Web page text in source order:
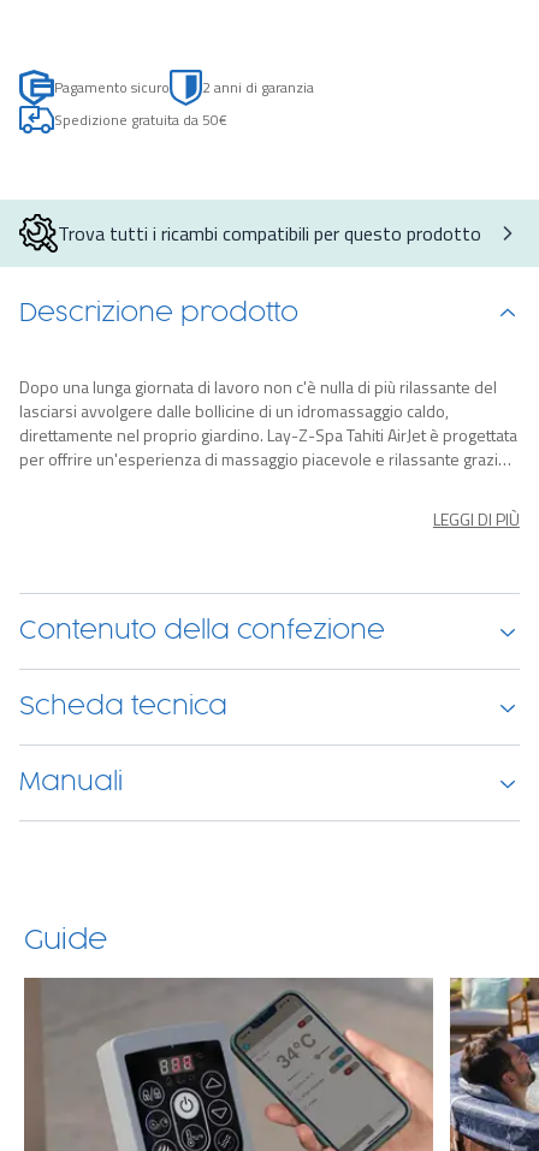
Pagamento sicuro
2 anni di garanzia
Spedizione gratuita da 50€
Trova tutti i ricambi compatibili per questo prodotto
Descrizione prodotto
Dopo una lunga giornata di lavoro non c'è nulla di più rilassante del
lasciarsi avvolgere dalle bollicine di un idromassaggio caldo,
direttamente nel proprio giardino. Lay-Z-Spa Tahiti AirJet è progettata
per offrire un'esperienza di massaggio piacevole e rilassante grazie
LEGGI DI PIÙ
Contenuto della confezione
Scheda tecnica
Manuali
Guide